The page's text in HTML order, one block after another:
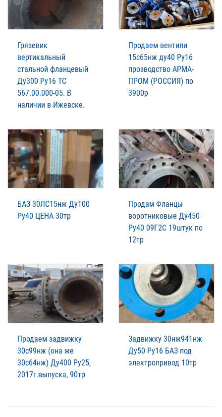
Грязевик
вертикальный
стальной фланцевый
Ду300 Ру16 ТС
567.00.000-05. В
наличии в Ижевске.
Продаем вентили
15с65нж ду40 Ру16
прозводство АРМА-
ПРОМ (РОССИЯ) по
3900р
БАЗ 30ЛС15нж Ду100
Ру40 ЦЕНА 30тр
Продам Фланцы
воротниковые Ду450
Ру40 09Г2С 19штук по
12тр
Продаем задвижку
30с99нж (она же
30с64нж) Ду400 Ру25,
2017г.выпуска, 90тр
Задвижку 30нж941нж
Ду50 Ру16 БАЗ под
электропривод 10тр